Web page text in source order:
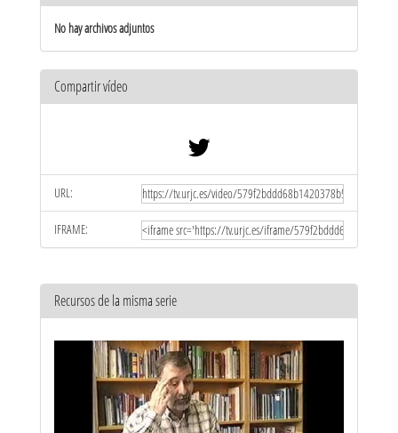
No hay archivos adjuntos
Compartir vídeo
URL:
IFRAME:
Recursos de la misma serie